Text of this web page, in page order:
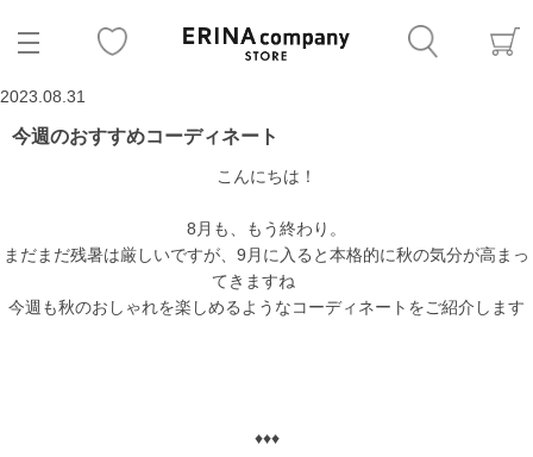
2023.08.31
今週のおすすめコーディネート
こんにちは！
8月も、もう終わり。
まだまだ残暑は厳しいですが、9月に入ると本格的に秋の気分が高まっ
てきますね
今週も秋のおしゃれを楽しめるようなコーディネートをご紹介します
♦♦♦